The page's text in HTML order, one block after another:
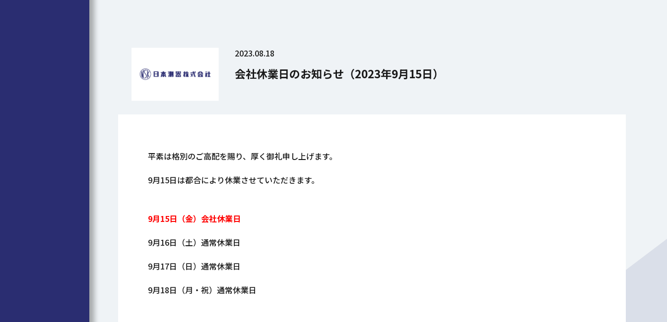
2023.08.18
会社休業日のお知らせ（2023年9月15日）
平素は格別のご高配を賜り、厚く御礼申し上げます。
9月15日は都合により休業させていただきます。
9月15日（金）会社休業日
9月16日（土）通常休業日
9月17日（日）通常休業日
9月18日（月・祝）通常休業日